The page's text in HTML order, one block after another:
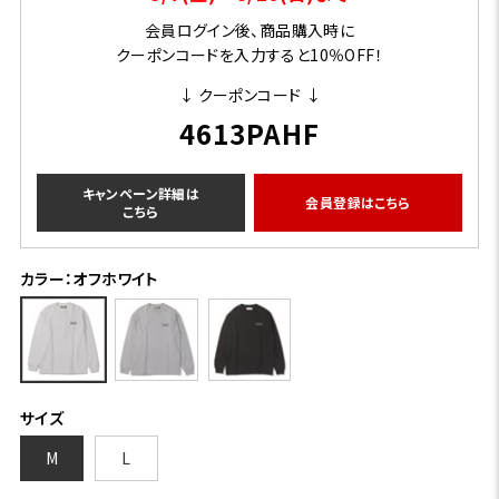
会員ログイン後、商品購入時に
クーポンコードを入力すると10％OFF！
↓ クーポンコード ↓
4613PAHF
キャンペーン詳細は
こちら
会員登録はこちら
カラー：オフホワイト
サイズ
M
L